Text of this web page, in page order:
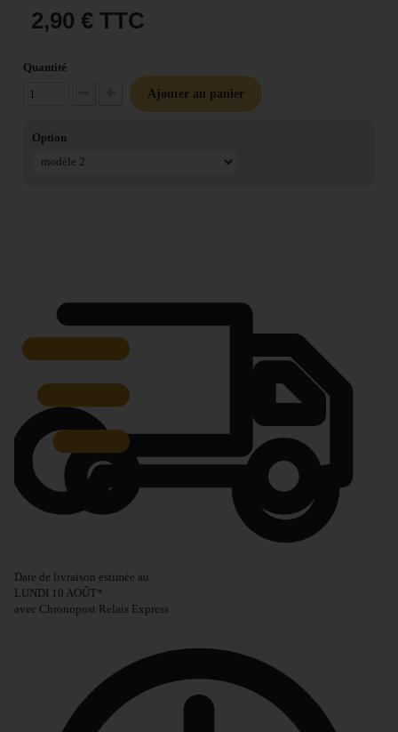
2,90 € TTC
Quantité
Diminuer la quantité
Augmenter la quantité
Ajouter au panier
Option
Date de livraison estimée au
LUNDI 10 AOÛT*
avec Chronopost Relais Express